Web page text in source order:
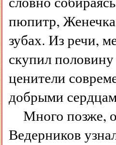
пюпитр,
зубах. Из речи,
скупил
ценители
добрыми
Много позже,
Ведерников